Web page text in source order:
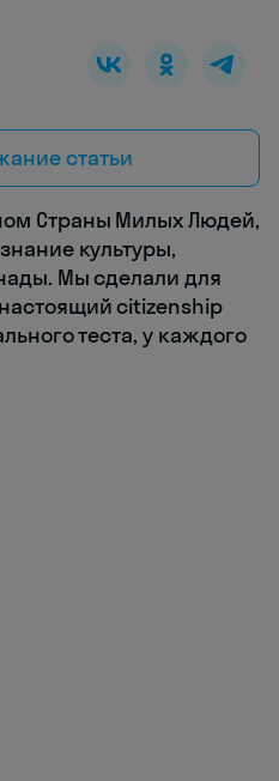
статьи
Страны Милых Людей,
культуры,
Мы сделали для
citizenship
теста, у каждого